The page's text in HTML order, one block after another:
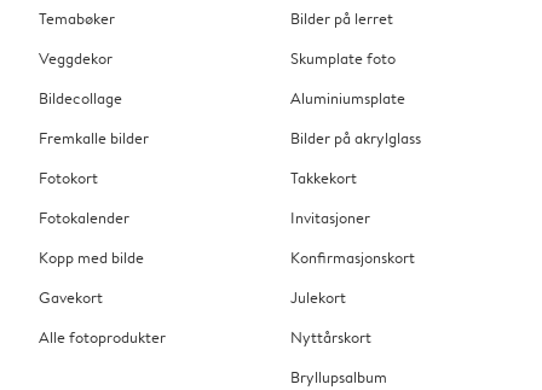
Temabøker
Veggdekor
Bildecollage
Fremkalle bilder
Fotokort
Fotokalender
Kopp med bilde
Gavekort
Alle fotoprodukter
Bilder på lerret
Skumplate foto
Aluminiumsplate
Bilder på akrylglass
Takkekort
Invitasjoner
Konfirmasjonskort
Julekort
Nyttårskort
Bryllupsalbum